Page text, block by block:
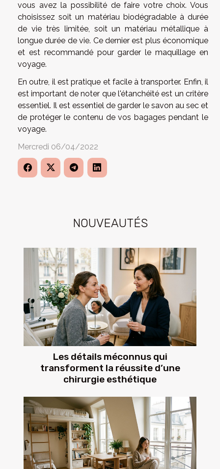
NOUVEAUTÉS
Les détails méconnus qui
transforment la réussite d’une
chirurgie esthétique
vous avez la possibilité de faire votre choix. Vous
choisissez soit un matériau biodégradable à durée
de vie très limitée, soit un matériau métallique à
longue durée de vie. Ce dernier est plus économique
et est recommandé pour garder le maquillage en
voyage.
En outre, il est pratique et facile à transporter. Enfin, il
est important de noter que l'étanchéité est un critère
essentiel. Il est essentiel de garder le savon au sec et
de protéger le contenu de vos bagages pendant le
voyage.
Mercredi 06/04/2022